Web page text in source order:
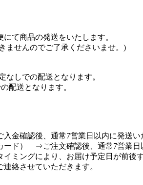
て商品の発送をいたします。
ませんのでご了承くださいませ。)
なしでの配送となります。
配送となります。
確認後、通常7営業日以内に発送い
ード） ⇒ご注文確認後、通常7営業日
ミングにより、お届け予定日が前後
絡させていただきます。